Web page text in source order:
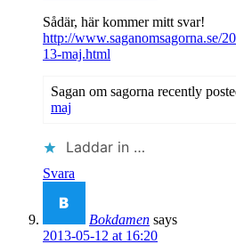
Sådär, här kommer mitt svar!
http://www.saganomsagorna.se/
13-maj.html
Sagan om sagorna recently
maj
Laddar in …
Svara
Bokdamen says
2013-05-12 at 16:20